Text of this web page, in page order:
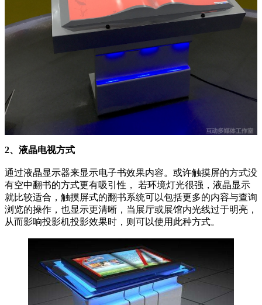
2、液晶电视方式
通过液晶显示器来显示电子书效果内容。或许触摸屏的方式没
有空中翻书的方式更有吸引性， 若环境灯光很强，液晶显示
就比较适合，触摸屏式的翻书系统可以包括更多的内容与查询
浏览的操作，也显示更清晰，当展厅或展馆内光线过于明亮，
从而影响投影机投影效果时，则可以使用此种方式。